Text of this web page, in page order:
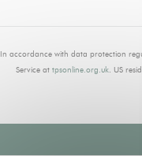
In accordance with data protection
Service at tpsonline.org.uk. US